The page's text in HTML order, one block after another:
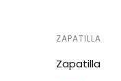
ZAPATILLA
Zapatilla